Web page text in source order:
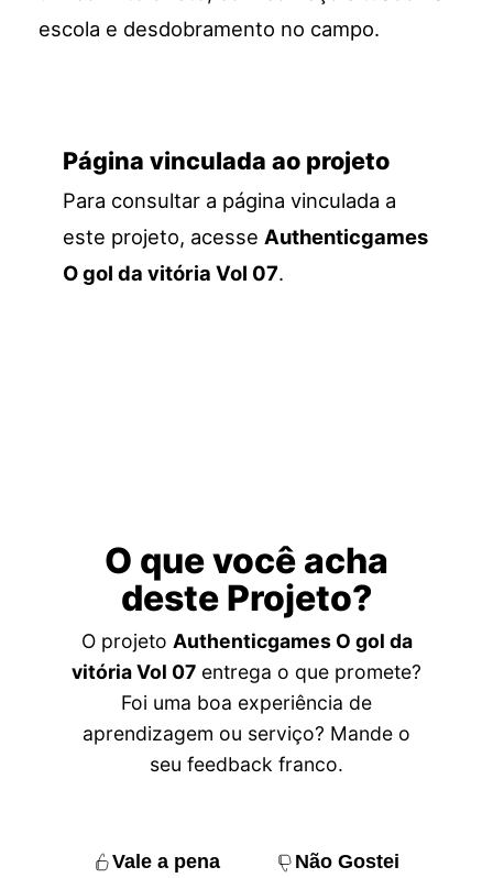
escola e desdobramento no campo.
Página vinculada ao projeto
Para consultar a página vinculada a
este projeto, acesse Authenticgames
O gol da vitória Vol 07.
O que você acha
deste Projeto?
O projeto Authenticgames O gol da
vitória Vol 07 entrega o que promete?
Foi uma boa experiência de
aprendizagem ou serviço? Mande o
seu feedback franco.
Vale a pena Não Gostei